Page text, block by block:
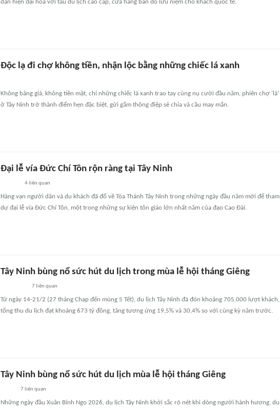
dần hiện đại hóa với tàu du lịch cao cấp, cửa hàng bán đồ lưu niệm cho khách quốc tế.
Độc lạ đi chợ không tiền, nhận lộc bằng những chiếc lá xanh
Không bảng giá, không tiền mặt, chỉ những chiếc lá xanh trao tay cùng nụ cười đầu năm, phiên chợ 'lá'
ở Tây Ninh trở thành điểm hẹn đặc biệt, gửi gắm thông điệp sẻ chia và cầu may mắn.
Đại lễ vía Đức Chí Tôn rộn ràng tại Tây Ninh
4liên quan
Hàng vạn người dân và du khách đã đổ về Tòa Thánh Tây Ninh trong những ngày đầu năm mới để tham
dự đại lễ vía Đức Chí Tôn, một trong những sự kiện tôn giáo lớn nhất năm của đạo Cao Đài.
Tây Ninh bùng nổ sức hút du lịch trong mùa lễ hội tháng Giêng
7liên quan
Từ ngày 14-21/2 (27 tháng Chạp đến mùng 5 Tết), du lịch Tây Ninh đã đón khoảng 705.000 lượt khách,
tổng thu du lịch đạt khoảng 673 tỷ đồng, tăng tương ứng 19,5% và 30,4% so với cùng kỳ năm trước.
Tây Ninh bùng nổ sức hút du lịch mùa lễ hội tháng Giêng
7 liên quan
Những ngày đầu Xuân Bính Ngọ 2026, du lịch Tây Ninh khởi sắc rõ nét khi dòng người hành hương, du